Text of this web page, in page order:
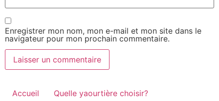
Enregistrer mon nom, mon e-mail et mon site dans le
navigateur pour mon prochain commentaire.
Accueil Quelle yaourtière choisir?